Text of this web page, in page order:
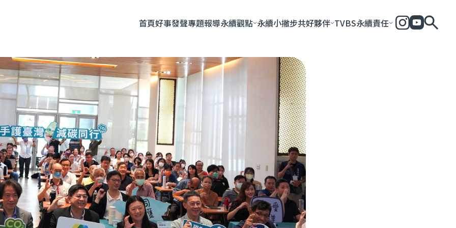
首頁好事發聲專題報導永續觀點 永續小撇步共好夥伴 TVBS永續責任
企劃 人物專訪 友善飲食 時尚美妝 永續生活 共好社會 永續加
全部 永續企業 永續城市
全部 永續影響力報告